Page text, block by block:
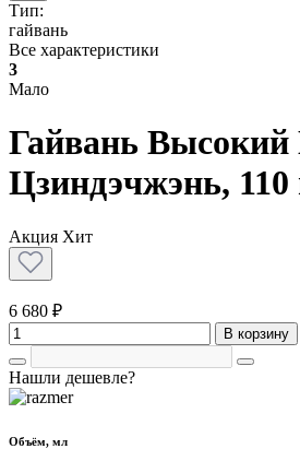
Тип:
гайвань
Все характеристики
3
Мало
Гайвань
Цзиндэчжэнь,
Акция Хит
6 680 ₽
В корзину
Нашли дешевле?
Объём, мл